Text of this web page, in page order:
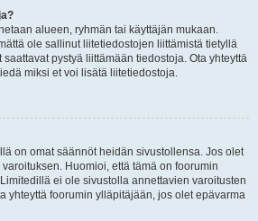
alueen, ryhmän tai käyttäjän mukaan.
ole sallinut liitetiedostojen liittämistä tietyllä
pystyä liittämään tiedostoja. Ota yhteyttä
miksi et voi lisätä liitetiedostoja.
on omat säännöt heidän sivustollensa. Jos olet
Huomioi, että tämä on foorumin
ei ole sivustolla annettavien varoitusten
yhteyttä foorumin ylläpitäjään, jos olet epävarma